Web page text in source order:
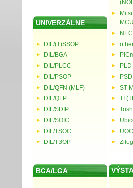
UNIVERZÁLNE
DIL/(T)SSOP
DIL/BGA
DIL/PLCC
DIL/PSOP
DIL/QFN (MLF)
DIL/QFP
DIL/SDIP
DIL/SOIC
DIL/TSOC
DIL/TSOP
MCU
other
PLD
PSD
ST
TI
UOC
BGA/LGA